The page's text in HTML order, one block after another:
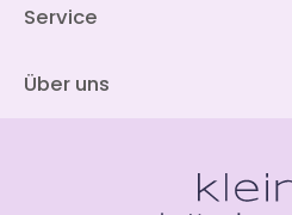
Service
Über uns